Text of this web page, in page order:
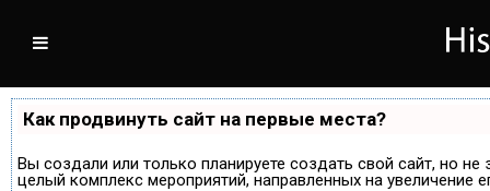
Как продвинуть сайт на первые места?
Вы создали или только планируете создать свой сайт, но
целый комплекс мероприятий, направленных на